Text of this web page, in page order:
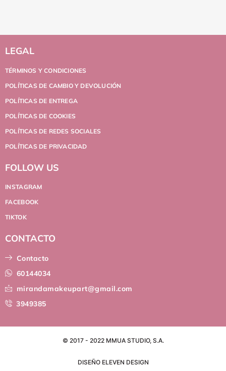
LEGAL
TÉRMINOS Y CONDICIONES
POLÍTICAS DE CAMBIO Y DEVOLUCIÓN
POLÍTICAS DE ENTREGA
POLÍTICAS DE COOKIES
POLÍTICAS DE REDES SOCIALES
POLÍTICAS DE PRIVACIDAD
FOLLOW US
INSTAGRAM
FACEBOOK
TIKTOK
CONTACTO
Contacto
60144034
mirandamakeupart@gmail.com
3949385
© 2017 - 2022 MMUA STUDIO, S.A.
DISEÑO ELEVEN DESIGN